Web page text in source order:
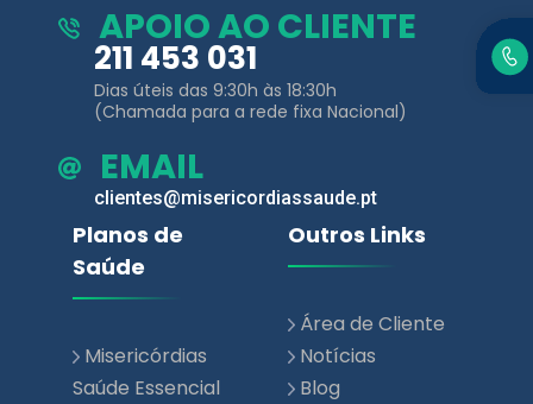
APOIO AO CLIENTE
211 453 031
Dias úteis das 9:30h às 18:30h
(Chamada para a rede fixa Nacional)
EMAIL
clientes@misericordiassaude.pt
Planos de
Saúde
Misericórdias
Saúde Essencial
Outros Links
Área de Cliente
Notícias
Blog